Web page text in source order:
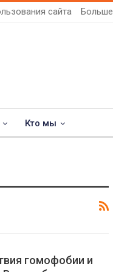
сайта Больше
Кто мы
гомофобии и